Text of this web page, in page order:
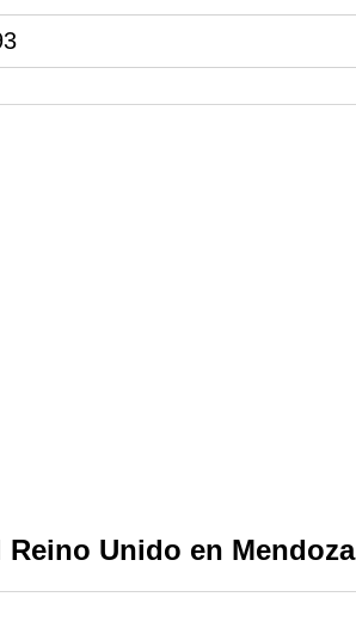
Unido en Mendoza